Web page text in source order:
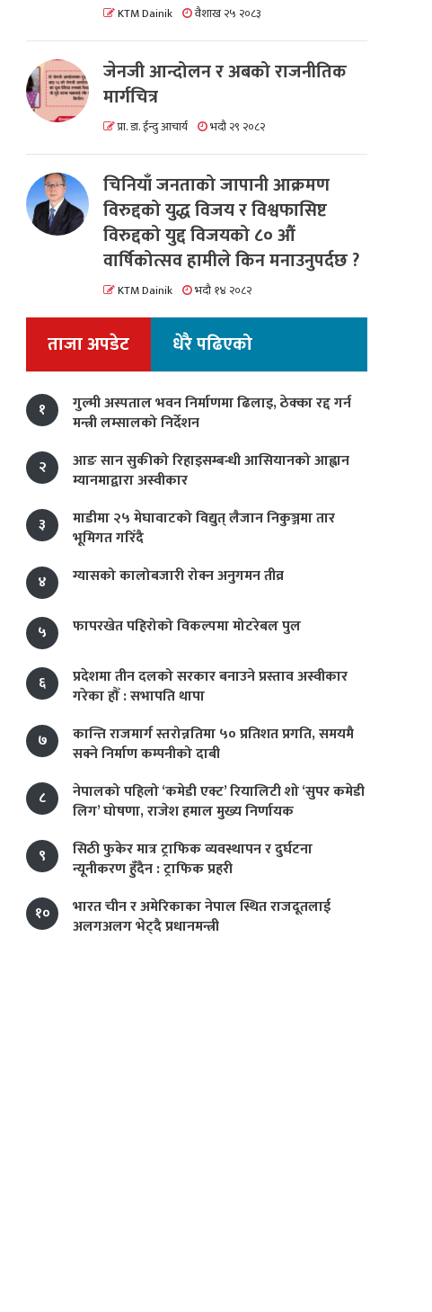
KTM Dainik वैशाख २५ २०८३
जेनजी आन्दोलन र अबको राजनीतिक
मार्गचित्र
प्रा. डा. ईन्दु आचार्य भदौ २९ २०८२
चिनियाँ जनताको जापानी आक्रमण
विरुद्दको युद्ध विजय र विश्वफासिष्ट
विरुद्दको युद्द विजयको ८० औं
वार्षिकोत्सव हामीले किन मनाउनुपर्दछ ?
KTM Dainik भदौ १४ २०८२
ताजा अपडेट धेरै पढिएको
१
गुल्मी अस्पताल भवन निर्माणमा ढिलाइ, ठेक्का रद्द गर्न
मन्त्री लम्सालको निर्देशन
२
आङ सान सुकीको रिहाइसम्बन्धी आसियानको आह्वान
म्यानमाद्वारा अस्वीकार
३
माडीमा २५ मेघावाटको विद्युत् लैजान निकुञ्जमा तार
भूमिगत गरिँदै
४
ग्यासको कालोबजारी रोक्न अनुगमन तीव्र
५ फापरखेत पहिरोको विकल्पमा मोटरेबल पुल
६
प्रदेशमा तीन दलको सरकार बनाउने प्रस्ताव अस्वीकार
गरेका हौँ : सभापति थापा
७
कान्ति राजमार्ग स्तरोन्नतिमा ५० प्रतिशत प्रगति, समयमै
सक्ने निर्माण कम्पनीको दाबी
८
नेपालको पहिलो ‘कमेडी एक्ट’ रियालिटी शो ‘सुपर कमेडी
लिग’ घोषणा, राजेश हमाल मुख्य निर्णायक
९
सिठी फुकेर मात्र ट्राफिक व्यवस्थापन र दुर्घटना
न्यूनीकरण हुँदैन : ट्राफिक प्रहरी
१०
भारत चीन र अमेरिकाका नेपाल स्थित राजदूतलाई
अलगअलग भेट्दै प्रधानमन्त्री